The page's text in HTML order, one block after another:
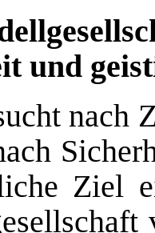
und
nach
Ziel